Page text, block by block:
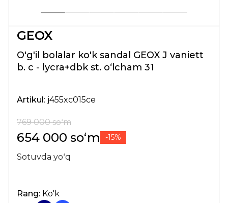
GEOX
O'g'il bolalar ko'k sandal GEOX J vaniett
b. c - lycra+dbk st. oʻlcham 31
Artikul: j455xc015ce
769 000 soʻm
654 000 soʻm -15%
Sotuvda yoʻq
Rang: Ko'k